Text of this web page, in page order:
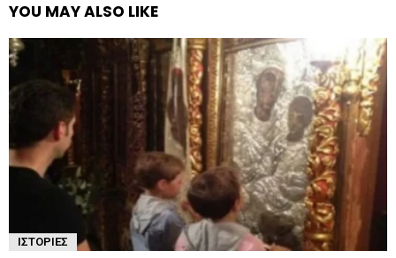
YOU MAY ALSO LIKE
ΙΣΤΟΡΊΕΣ